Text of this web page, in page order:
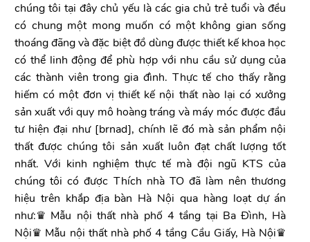
chúng tôi tại đây chủ yếu là các gia chủ trẻ tuổi và đều
có chung một mong muốn có một không gian sống
thoáng đãng và đặc biệt đồ dùng được thiết kế khoa học
có thể linh động để phù hợp với nhu cầu sử dụng của
các thành viên trong gia đình. Thực tế cho thấy rằng
hiếm có một đơn vị thiết kế nội thất nào lại có xưởng
sản xuất với quy mô hoàng tráng và máy móc được đầu
tư hiện đại như [brnad], chính lẽ đó mà sản phẩm nội
thất được chúng tôi sản xuất luôn đạt chất lượng tốt
nhất. Với kinh nghiệm thực tế mà đội ngũ KTS của
chúng tôi có được Thích nhà TO đã làm nên thương
hiệu trên khắp địa bàn Hà Nội qua hàng loạt dự án
như:♛ Mẫu nội thất nhà phố 4 tầng tại Ba Đình, Hà
Nội♛ Mẫu nội thất nhà phố 4 tầng Cầu Giấy, Hà Nội♛